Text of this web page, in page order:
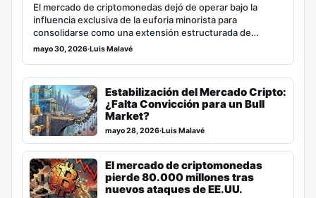
El mercado de criptomonedas dejó de operar bajo la
influencia exclusiva de la euforia minorista para
consolidarse como una extensión estructurada de…
mayo 30, 2026·Luis Malavé
Estabilización del Mercado Cripto:
¿Falta Convicción para un Bull
Market?
mayo 28, 2026·Luis Malavé
El mercado de criptomonedas
pierde 80.000 millones tras
nuevos ataques de EE.UU.